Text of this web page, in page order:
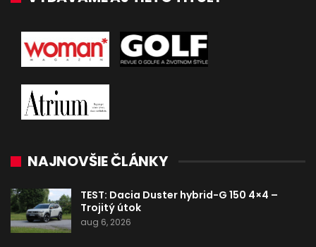
NAJNOVŠIE ČLÁNKY
TEST: Dacia Duster hybrid-G 150 4×4 –
Trojitý útok
aug 6, 2026